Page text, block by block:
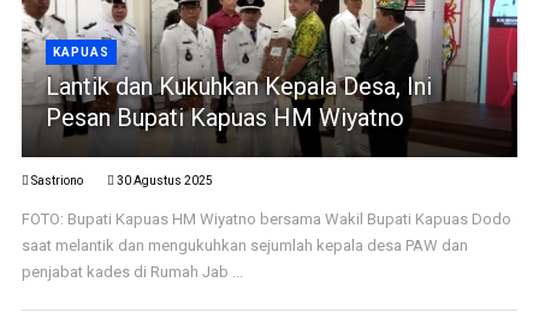
KAPUAS
Lantik dan Kukuhkan Kepala Desa, Ini
Pesan Bupati Kapuas HM Wiyatno
Sastriono 30 Agustus 2025
FOTO: Bupati Kapuas HM Wiyatno bersama Wakil Bupati Kapuas Dodo
saat melantik dan mengukuhkan sejumlah kepala desa PAW dan
penjabat kades di Rumah Jab ...